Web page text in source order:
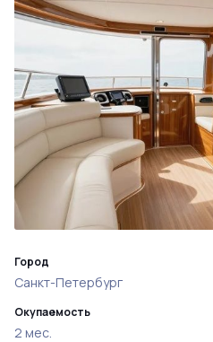
Город
Санкт-Петербург
Окупаемость
2 мес.